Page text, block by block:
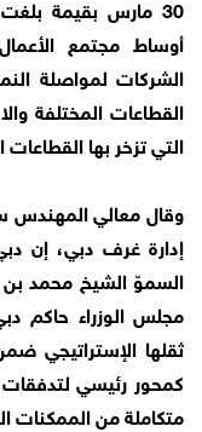
30 مارس بقيمة
أوساط مجتمع
الشركات لمواصلة
القطاعات المختلفة
التي تزخر بها
وقال معالي
إدارة غرف دبي، إن
السموّ الشيخ محمد بن
مجلس الوزراء حاكم
ثقلها الإستراتيجي
كمحور رئيسي لتدفقات
متكاملة من الممكنات